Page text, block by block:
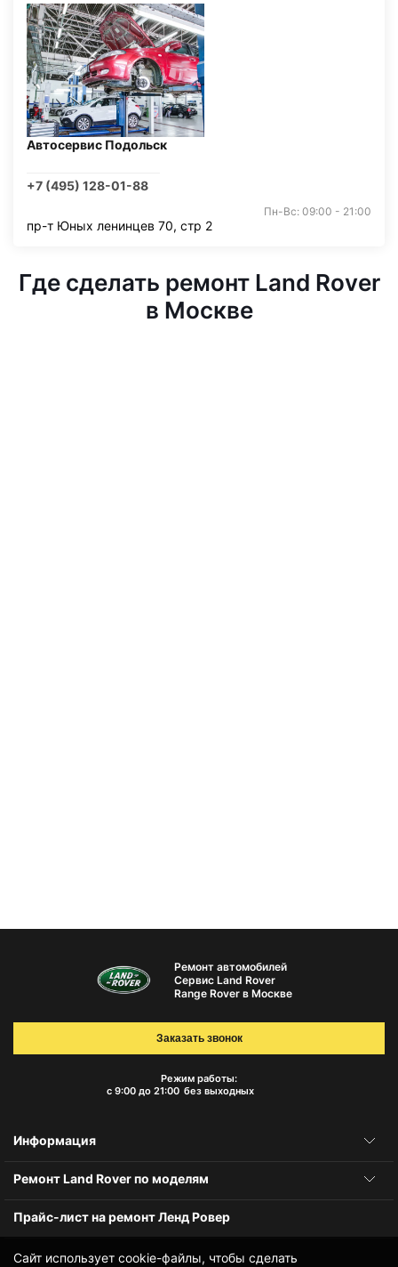
Автосервис Подольск
+7 (495) 128-01-88
Пн-Вс: 09:00 - 21:00
пр-т Юных ленинцев 70, стр 2
Где сделать ремонт Land Rover
в Москве
Сайт использует cookie-файлы, чтобы сделать
Ремонт автомобилей
Сервис Land Rover
Range Rover в Москве
Режим работы:
с 9:00 до 21:00 без выходных
Заказать звонок
Информация
Ремонт Land Rover по моделям
Прайс-лист на ремонт Ленд Ровер